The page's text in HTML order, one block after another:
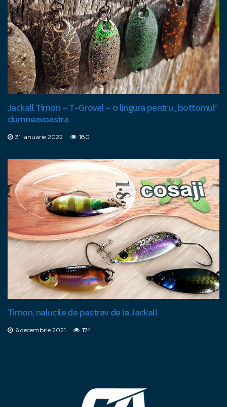
Jackall Timon – T-Grovel – o lingura pentru „bottomul”
dumneavoastra
31 ianuarie 2022 180
Timon, nalucile de pastrav de la Jackall
6 decembrie 2021 174